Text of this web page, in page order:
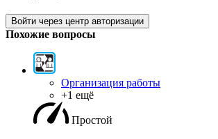
Войти через центр авторизации
Похожие вопросы
Организация работы
+1 ещё
Простой